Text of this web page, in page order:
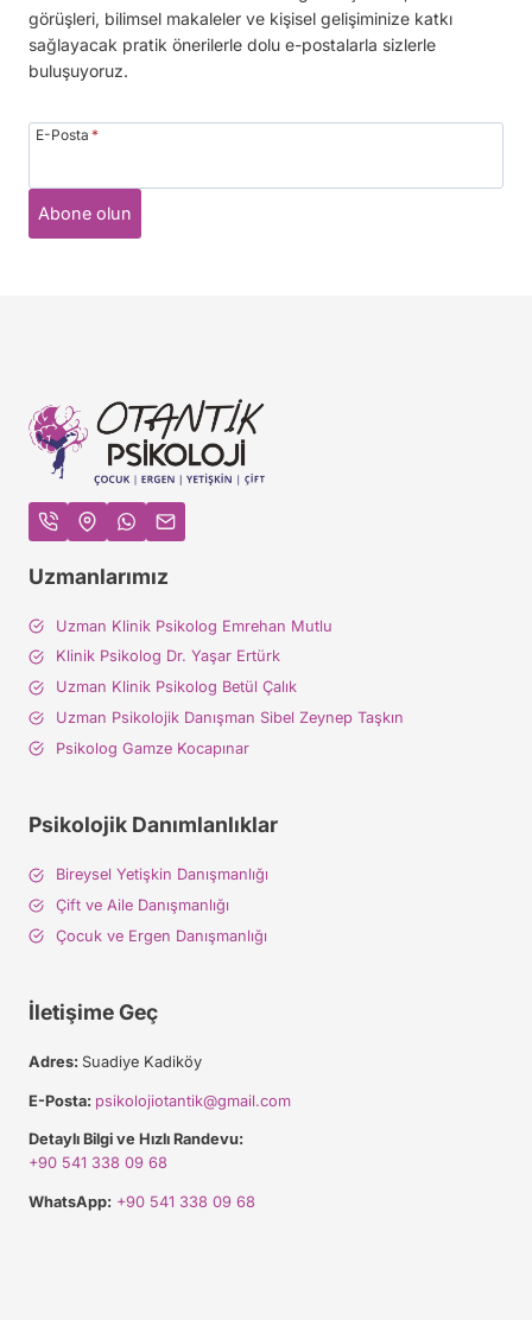
görüşleri, bilimsel makaleler ve kişisel gelişiminize katkı
sağlayacak pratik önerilerle dolu e-postalarla sizlerle
buluşuyoruz.
E-Posta *
Abone olun
Uzmanlarımız
Uzman Klinik Psikolog Emrehan Mutlu
Klinik Psikolog Dr. Yaşar Ertürk
Uzman Klinik Psikolog Betül Çalık
Uzman Psikolojik Danışman Sibel Zeynep Taşkın
Psikolog Gamze Kocapınar
Psikolojik Danımlanlıklar
Bireysel Yetişkin Danışmanlığı
Çift ve Aile Danışmanlığı
Çocuk ve Ergen Danışmanlığı
İletişime Geç
Adres: Suadiye Kadiköy
E-Posta: psikolojiotantik@gmail.com
Detaylı Bilgi ve Hızlı Randevu:
+90 541 338 09 68
WhatsApp: +90 541 338 09 68